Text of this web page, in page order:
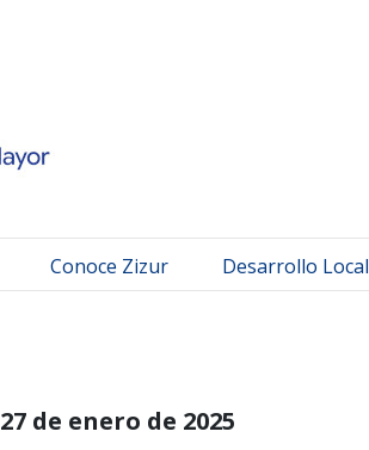
Conoce Zizur Desarrollo Local
27 de enero de 2025